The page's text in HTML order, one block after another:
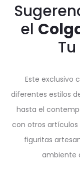
el
Este exclusivo
diferentes estilos
hasta el
con otros artículos
figuritas
ambiente